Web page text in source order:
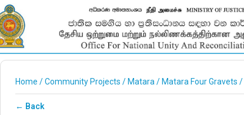
Home /Community Projects / Matara / Matara Four Gravets /
← Back